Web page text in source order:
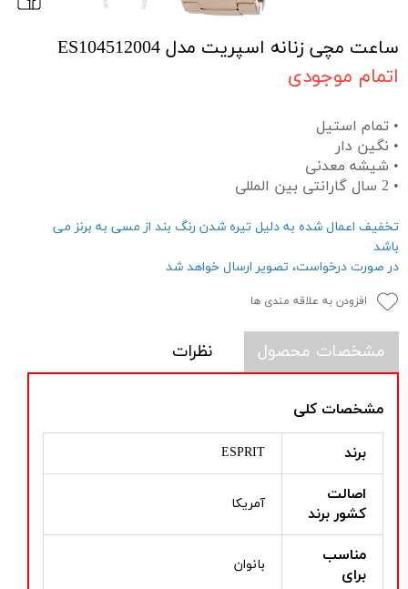
ساعت مچی زنانه اسپریت مدل ES104512004
اتمام موجودی
• تمام استیل
• نگین دار
• شیشه معدنی
• 2 سال گارانتی بین المللی
تخفیف اعمال شده به دلیل تیره شدن رنگ بند از مسی به برنز می
باشد
در صورت درخواست، تصویر ارسال خواهد شد
افزودن به علاقه مندی ها
مشخصات محصول نظرات
مشخصات کلی
برند ESPRIT
اصالت
کشور برند
آمریکا
مناسب
برای
بانوان